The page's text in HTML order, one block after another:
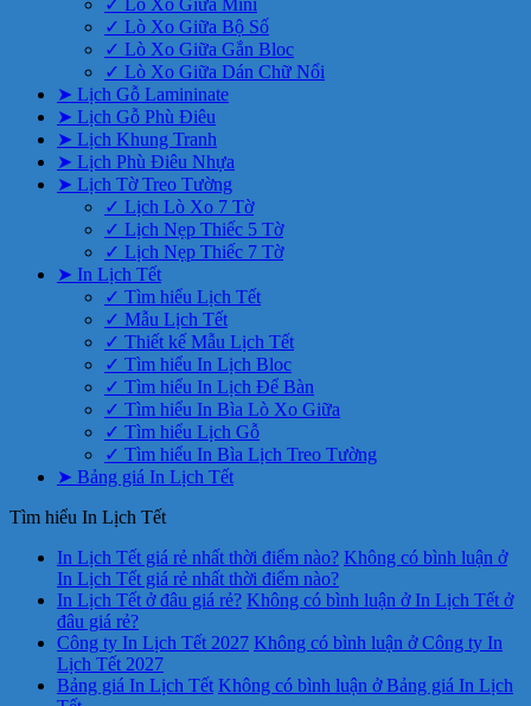
✓ Lò Xo Giữa Bộ Số
✓ Lò Xo Giữa Gắn Bloc
✓ Lò Xo Giữa Dán Chữ Nổi
➤ Lịch Gỗ Lamininate
➤ Lịch Gỗ Phù Điêu
➤ Lịch Khung Tranh
➤ Lịch Phù Điêu Nhựa
➤ Lịch Tờ Treo Tường
✓ Lịch Lò Xo 7 Tờ
✓ Lịch Nẹp Thiếc 5 Tờ
✓ Lịch Nẹp Thiếc 7 Tờ
➤ In Lịch Tết
✓ Tìm hiểu Lịch Tết
✓ Mẫu Lịch Tết
✓ Thiết kế Mẫu Lịch Tết
✓ Tìm hiểu In Lịch Bloc
✓ Tìm hiểu In Lịch Để Bàn
✓ Tìm hiểu In Bìa Lò Xo Giữa
✓ Tìm hiểu Lịch Gỗ
✓ Tìm hiểu In Bìa Lịch Treo Tường
➤ Bảng giá In Lịch Tết
Tìm hiểu In Lịch Tết
In Lịch Tết giá rẻ nhất thời điểm nào? Không có bình luận ở
In Lịch Tết giá rẻ nhất thời điểm nào?
In Lịch Tết ở đâu giá rẻ? Không có bình luận ở In Lịch Tết ở
đâu giá rẻ?
Công ty In Lịch Tết 2027 Không có bình luận ở Công ty In
Lịch Tết 2027
Bảng giá In Lịch Tết Không có bình luận ở Bảng giá In Lịch